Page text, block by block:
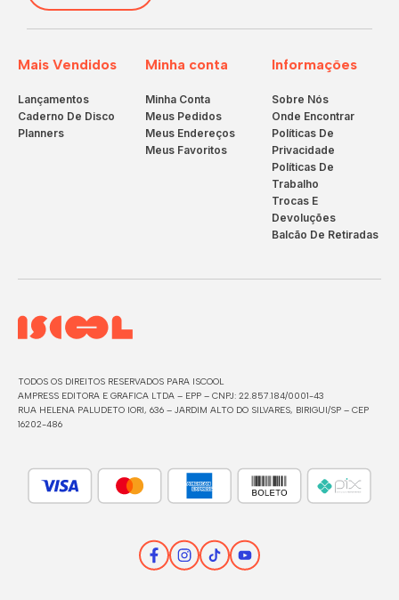
Mais Vendidos
Lançamentos
Caderno De Disco
Planners
Minha conta
Minha Conta
Meus Pedidos
Meus Endereços
Meus Favoritos
Informações
Sobre Nós
Onde Encontrar
Políticas De
Privacidade
Políticas De
Trabalho
Trocas E
Devoluções
Balcão De Retiradas
TODOS OS DIREITOS RESERVADOS PARA ISCOOL
AMPRESS EDITORA E GRAFICA LTDA – EPP – CNPJ: 22.857.184/0001-43
RUA HELENA PALUDETO IORI, 636 – JARDIM ALTO DO SILVARES, BIRIGUI/SP – CEP
16202-486